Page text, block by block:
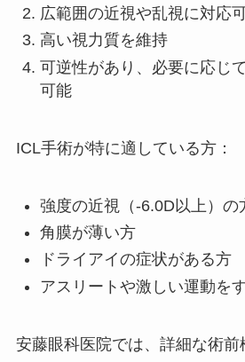
広範囲の近視や乱視に対応
高い視力質を維持
可逆性があり、必要に応じ
可能
ICL手術が特に適している方：
強度の近視（-6.0D以上）の
角膜が薄い方
ドライアイの症状がある方
アスリートや激しい運動を
安藤眼科医院では、詳細な術